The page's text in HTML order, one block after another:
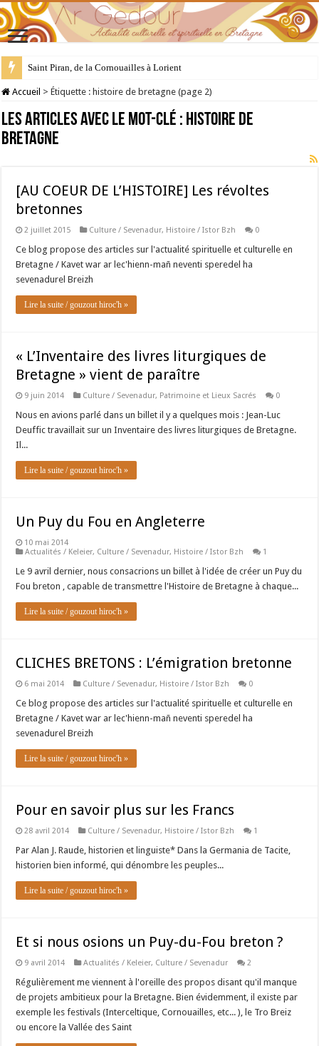
Saint Piran, de la Cornouailles à Lorient
28 juillet : Saint Samson de Dol, père de la Bretagne chrétienne
Accueil > Étiquette :histoire de bretagne (page 2)
Les articles avec le mot-clé : histoire de
bretagne
[AU COEUR DE L’HISTOIRE] Les révoltes
bretonnes
2 juillet 2015 Culture / Sevenadur, Histoire / Istor Bzh 0
Ce blog propose des articles sur l'actualité spirituelle et culturelle en
Bretagne / Kavet war ar lec'hienn-mañ neventi speredel ha
sevenadurel Breizh
Lire la suite / gouzout hiroc'h »
« L’Inventaire des livres liturgiques de
Bretagne » vient de paraître
9 juin 2014 Culture / Sevenadur, Patrimoine et Lieux Sacrés 0
Nous en avions parlé dans un billet il y a quelques mois : Jean-Luc
Deuffic travaillait sur un Inventaire des livres liturgiques de Bretagne.
Il...
Lire la suite / gouzout hiroc'h »
Un Puy du Fou en Angleterre
10 mai 2014
Actualités / Keleier, Culture / Sevenadur, Histoire / Istor Bzh 1
Le 9 avril dernier, nous consacrions un billet à l'idée de créer un Puy du
Fou breton , capable de transmettre l'Histoire de Bretagne à chaque...
Lire la suite / gouzout hiroc'h »
CLICHES BRETONS : L’émigration bretonne
6 mai 2014 Culture / Sevenadur, Histoire / Istor Bzh 0
Ce blog propose des articles sur l'actualité spirituelle et culturelle en
Bretagne / Kavet war ar lec'hienn-mañ neventi speredel ha
sevenadurel Breizh
Lire la suite / gouzout hiroc'h »
Pour en savoir plus sur les Francs
28 avril 2014 Culture / Sevenadur, Histoire / Istor Bzh 1
Par Alan J. Raude, historien et linguiste* Dans la Germania de Tacite,
historien bien informé, qui dénombre les peuples...
Lire la suite / gouzout hiroc'h »
Et si nous osions un Puy-du-Fou breton ?
9 avril 2014 Actualités / Keleier, Culture / Sevenadur 2
Régulièrement me viennent à l'oreille des propos disant qu'il manque
de projets ambitieux pour la Bretagne. Bien évidemment, il existe par
exemple les festivals (Interceltique, Cornouailles, etc... ), le Tro Breiz
ou encore la Vallée des Saint